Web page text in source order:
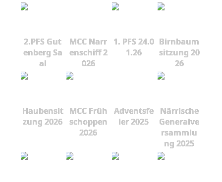
2.PFS Gut
enberg Sa
al
MCC Narr
enschiff 2
026
1. PFS 24.0
1.26
Birnbaum
sitzung 20
26
Haubensit
zung 2026
MCC Früh
schoppen
2026
Adventsfe
ier 2025
Närrische
Generalve
rsammlu
ng 2025